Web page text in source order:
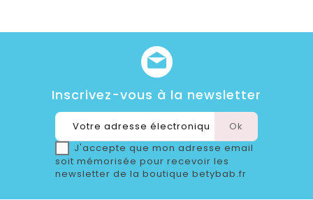
Inscrivez-vous à la newsletter
J'accepte que mon adresse email
soit mémorisée pour recevoir les
newsletter de la boutique betybab.fr